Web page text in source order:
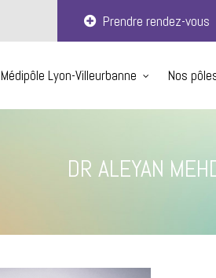
Prendre rendez-vous
Médipôle Lyon-Villeurbanne Nos
DR ALEYAN